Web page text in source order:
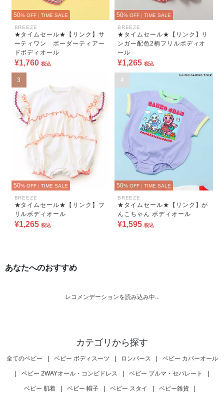
50% OFF | TIME SALE
BREEZE
★タイムセール★【リンク】サ
ーティワン ボーダーティアー
ドボディオール
¥1,760 税込
50% OFF | TIME SALE
BREEZE
★タイムセール★【リンク】リ
ンガー配色2柄フリルボディオ
ール
¥1,265 税込
3
50% OFF | TIME SALE
BREEZE
★タイムセール★【リンク】フ
リルボディオール
¥1,265 税込
4
50% OFF | TIME SALE
BREEZE
★タイムセール★【リンク】が
んこちゃん ボディオール
¥1,595 税込
あなたへのおすすめ
レコメンデーションを読み込み中...
カテゴリから探す
全てのベビー ベビー ボディスーツ ロンパース ベビー カバーオール
ベビー 2WAYオール・コンビドレス ベビー ブルマ・セパレート
ベビー 肌着 ベビー 帽子 ベビー スタイ ベビー雑貨